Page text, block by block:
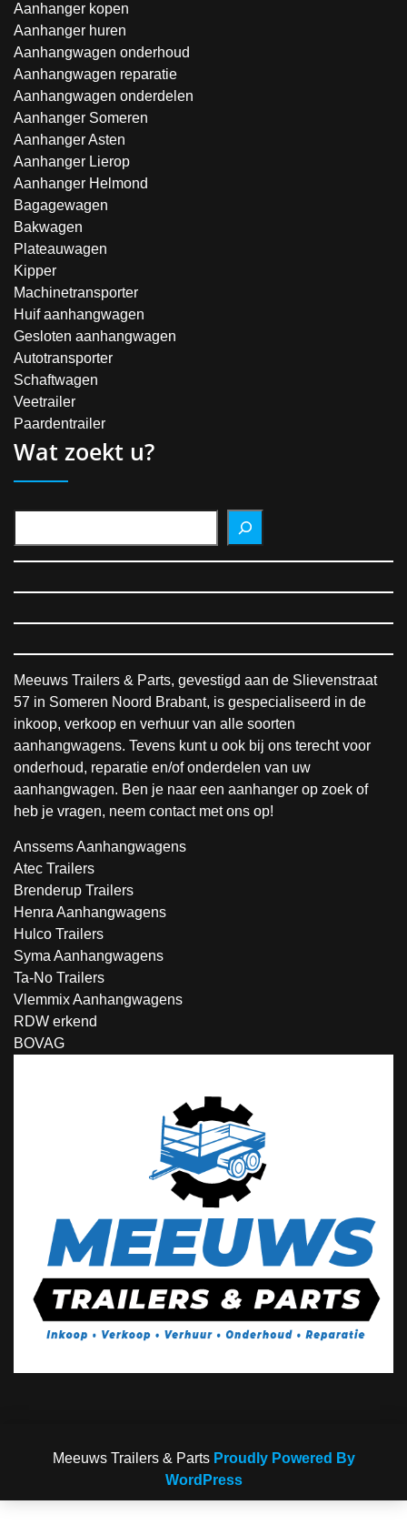
Aanhanger kopen
Aanhanger huren
Aanhangwagen onderhoud
Aanhangwagen reparatie
Aanhangwagen onderdelen
Aanhanger Someren
Aanhanger Asten
Aanhanger Lierop
Aanhanger Helmond
Bagagewagen
Bakwagen
Plateauwagen
Kipper
Machinetransporter
Huif aanhangwagen
Gesloten aanhangwagen
Autotransporter
Schaftwagen
Veetrailer
Paardentrailer
Wat zoekt u?
Meeuws Trailers & Parts, gevestigd aan de Slievenstraat
57 in Someren Noord Brabant, is gespecialiseerd in de
inkoop, verkoop en verhuur van alle soorten
aanhangwagens. Tevens kunt u ook bij ons terecht voor
onderhoud, reparatie en/of onderdelen van uw
aanhangwagen. Ben je naar een aanhanger op zoek of
heb je vragen, neem contact met ons op!
Anssems Aanhangwagens
Atec Trailers
Brenderup Trailers
Henra Aanhangwagens
Hulco Trailers
Syma Aanhangwagens
Ta-No Trailers
Vlemmix Aanhangwagens
RDW erkend
BOVAG
Meeuws Trailers & Parts Proudly Powered By
WordPress